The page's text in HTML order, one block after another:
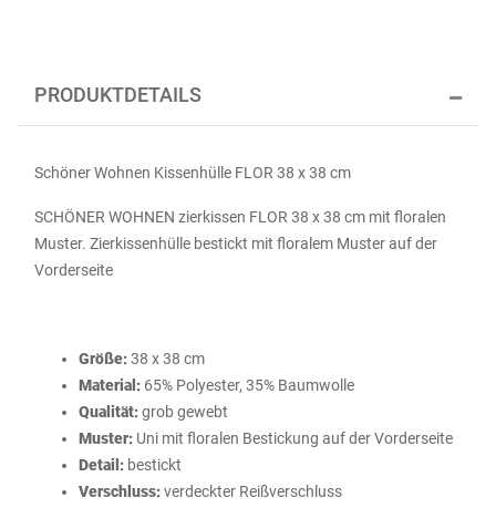
PRODUKTDETAILS
Schöner Wohnen Kissenhülle FLOR 38 x 38 cm
SCHÖNER WOHNEN zierkissen FLOR 38 x 38 cm mit floralen
Muster. Zierkissenhülle bestickt mit floralem Muster auf der
Vorderseite
Größe:38 x 38 cm
Material: 65% Polyester, 35% Baumwolle
Qualität:grob gewebt
Muster: Uni mit floralen Bestickung auf der Vorderseite
Detail: bestickt
Verschluss:verdeckter Reißverschluss